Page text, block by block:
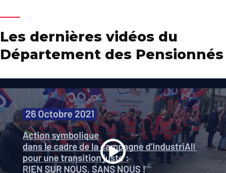
Les dernières vidéos du
Département des Pensionnés